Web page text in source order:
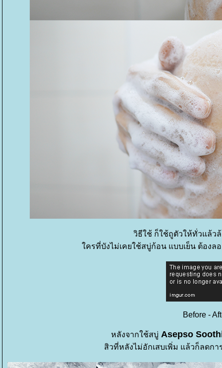
วิธีใช้ ก็ใช้ถูตัวให้ทั่วแล้วล้
ครที่บังไม่เคยใช้สบู่ก้อน แบบเย็น ต้อง
Before -
หลังจากใช้สบู่ Asepso
สิวที่หลังไม่อักเสบเพิ่ม แล้วก็ลดก